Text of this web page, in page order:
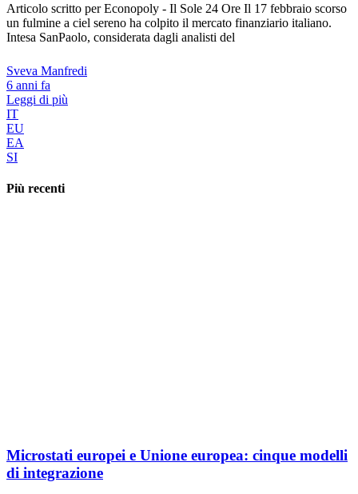
Articolo scritto per Econopoly - Il Sole 24 Ore Il 17 febbraio scorso
un fulmine a ciel sereno ha colpito il mercato finanziario italiano.
Intesa SanPaolo, considerata dagli analisti del
Sveva Manfredi
6 anni fa
Leggi di più
IT
EU
EA
SI
Più recenti
Microstati europei e Unione europea: cinque modelli
di integrazione